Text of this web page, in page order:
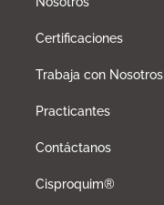
Certificaciones
Trabaja con Nosotros
Practicantes
Contáctanos
Cisproquim®